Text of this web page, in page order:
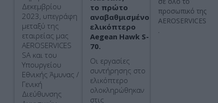
Δεκεμβρίου
2023, υπεγράφη
μεταξύ της
εταιρείας μας
AEROSERVICES
SA και του
Υπουργείου
Εθνικής Άμυνας /
Γενική
Διεύθυνσης
το πρώτο
αναβαθμισμένο
ελικόπτερο
Aegean Hawk S-
70.
Οι εργασίες
συντήρησης στο
ελικόπτερο
ολοκληρώθηκαν
στις
προσωπικό της
AEROSERVICES
.